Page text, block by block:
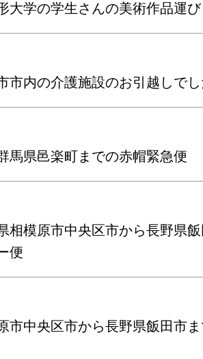
大学の学生さんの美術作品運び
市内の介護施設のお引越しで
馬県邑楽町までの赤帽緊急便
相模原市中央区市から長野県
便
市中央区市から長野県飯田市